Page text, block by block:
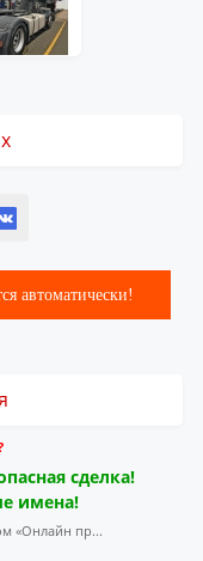
автоматически!
сделка!
имена!
«Онлайн пр...